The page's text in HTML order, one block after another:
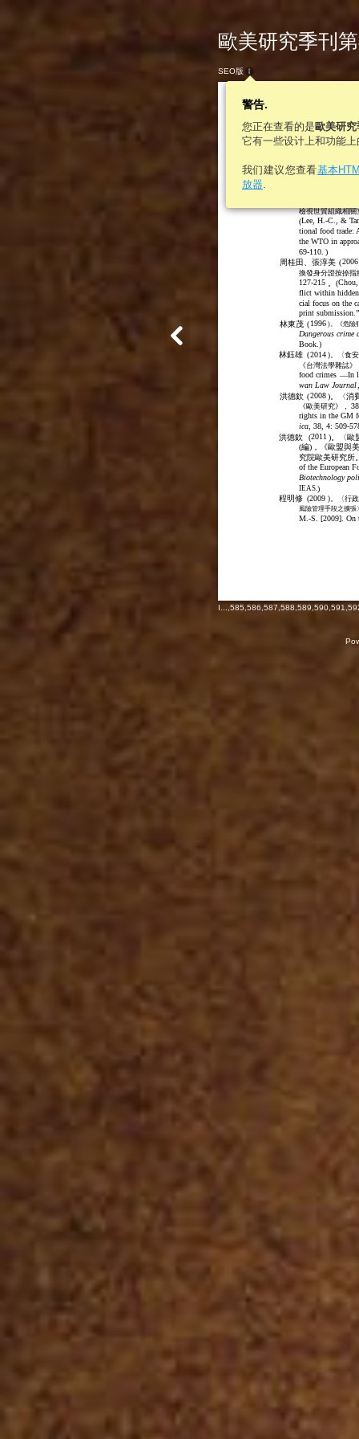
歐美研究季刊
檢視世貿組織相關
(Lee, H.-C., &
tional food trade:
the WTO in
69-110. )
周桂田、張淳美 (2006
換發身分證按捺指
127-215 。(
flict within hidden
cial focus on the
print submission.”
林東茂 (1996 )。《危險
Dangerous crime
Book. )
林鈺雄 (2014 )。〈食
《台灣法學雜誌》
food crimes —In
wan Law Journal
洪德欽 (2008)。〈消
《歐美研究》，
rights in the GM
ica , 38, 4: 509-
洪德欽
(2011 )。〈歐
(編)，《歐盟與
究院歐美研究所
of the European
Biotechnology
IEAS.)
程明修 (2009 )。〈行
風險管理手段之擴
M.-S. [2009]. On
SEO版
警告.
您正在查看的是歐美研
它有一些设计上和功能
我们建议您查看基本
放器
I 585 586 587 588 589 590 591